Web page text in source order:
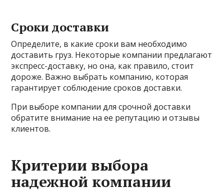
Сроки доставки
Определите, в какие сроки вам необходимо
доставить груз. Некоторые компании предлагают
экспресс-доставку, но она, как правило, стоит
дороже. Важно выбрать компанию, которая
гарантирует соблюдение сроков доставки.
При выборе компании для срочной доставки
обратите внимание на ее репутацию и отзывы
клиентов.
Критерии выбора
надежной компании